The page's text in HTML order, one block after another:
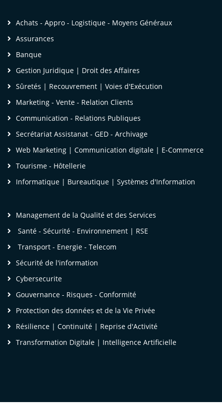
Achats - Appro - Logistique - Moyens Généraux
Assurances
Banque
Gestion Juridique | Droit des Affaires
Sûretés | Recouvrement | Voies d'Exécution
Marketing - Vente - Relation Clients
Communication - Relations Publiques
Secrétariat Assistanat - GED - Archivage
Web Marketing | Communication digitale | E-Commerce
Tourisme - Hôtellerie
Informatique | Bureautique | Systèmes d'Information
Management de la Qualité et des Services
Santé - Sécurité - Environnement | RSE
Transport - Energie - Telecom
Sécurité de l'information
Cybersecurite
Gouvernance - Risques - Conformité
Protection des données et de la Vie Privée
Résilience | Continuité | Reprise d'Activité
Transformation Digitale | Intelligence Artificielle
Chef de Service Organisations et Développement
des Carrières
Société d'Eau et d'Energie du Gabon
Voir la vidéo